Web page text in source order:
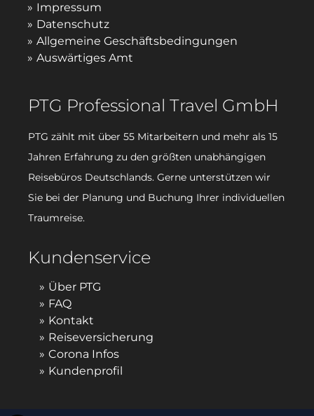
Impressum
Datenschutz
Allgemeine Geschäftsbedingungen
Auswärtiges Amt
PTG Professional Travel GmbH
PTG zählt mit über 55 Mitarbeitern und mehr als 15
Jahren Erfahrung zu den größten unabhängigen
Reisebüros Deutschlands. Gerne unterstützen wir
Sie bei der Planung und Buchung Ihrer individuellen
Traumreise.
Kundenservice
Über PTG
FAQ
Kontakt
Reiseversicherung
Corona Infos
Kundenprofil